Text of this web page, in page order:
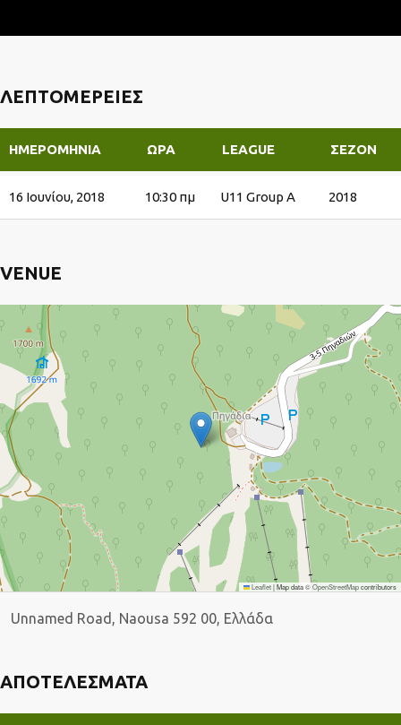
ΛΕΠΤΟΜΈΡΕΙΕΣ
ΗΜΕΡΟΜΗΝΊΑ ΏΡΑ LEAGUE ΣΕΖΌΝ
16 Ιουνίου, 2018 10:30 πμ U11 Group A 2018
VENUE
Leaflet|Map data ©OpenStreetMapcontributors
Unnamed Road, Naousa 592 00, Ελλάδα
ΑΠΟΤΕΛΈΣΜΑΤΑ